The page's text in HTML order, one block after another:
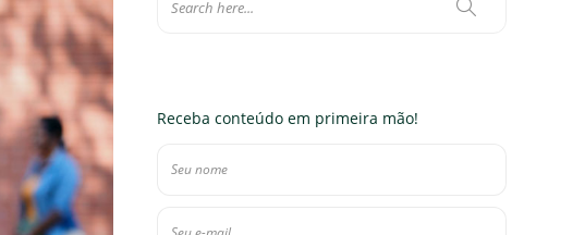
Receba conteúdo em primeira mão!